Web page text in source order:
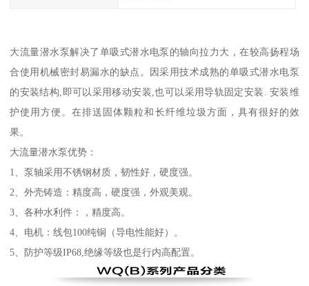
大流量潜水泵解决了单吸式潜水电泵的轴向拉力大，在较高扬程场
合使用机械密封易漏水的缺点。因采用技术成熟的单吸式潜水电泵
的安装结构,即可以采用移动安装,也可以采用导轨固定安装. 安装维
护使用方便。在排送固体颗粒和长纤维垃圾方面，具有很好的效
果。
大流量潜水泵优势：
1、泵轴采用不锈钢材质，韧性好，硬度强。
2、外壳铸造：精度高，硬度强，外观美观。
3、各种水利件：，精度高。
4、电机：线包100纯铜（导电性能好）。
5、防护等级IP68,绝缘等级也是行内高配置。